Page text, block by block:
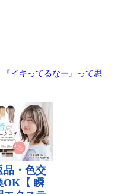
イキってるなー』って思